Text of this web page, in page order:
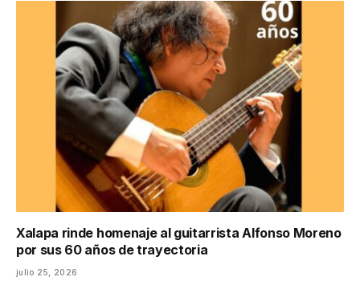
Xalapa rinde homenaje al guitarrista Alfonso Moreno
por sus 60 años de trayectoria
julio 25, 2026